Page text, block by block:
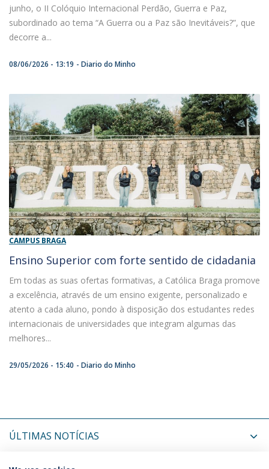
junho, o II Colóquio Internacional Perdão, Guerra e Paz,
subordinado ao tema “A Guerra ou a Paz são Inevitáveis?”, que
decorre a...
08/06/2026 - 13:19 Diario do Minho
CAMPUS BRAGA
Ensino Superior com forte sentido de cidadania
Em todas as suas ofertas formativas, a Católica Braga promove
a excelência, através de um ensino exigente, personalizado e
atento a cada aluno, pondo à disposição dos estudantes redes
internacionais de universidades que integram algumas das
melhores...
29/05/2026 - 15:40 Diario do Minho
ÚLTIMAS NOTÍCIAS